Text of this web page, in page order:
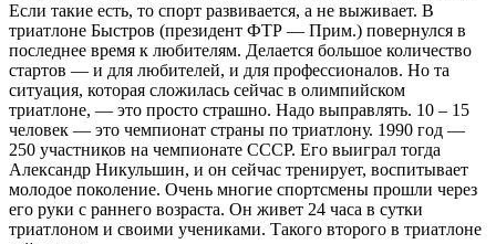
Если такие есть, то спорт развивается, а не выживает. В
триатлоне Быстров (президент ФТР — Прим.) повернулся в
последнее время к любителям. Делается большое количество
стартов — и для любителей, и для профессионалов. Но та
ситуация, которая сложилась сейчас в олимпийском
триатлоне, — это просто страшно. Надо выправлять. 10 – 15
человек — это чемпионат страны по триатлону. 1990 год —
250 участников на чемпионате СССР. Его выиграл тогда
Александр Никульшин, и он сейчас тренирует, воспитывает
молодое поколение. Очень многие спортсмены прошли через
его руки с раннего возраста. Он живет 24 часа в сутки
триатлоном и своими учениками. Такого второго в триатлоне